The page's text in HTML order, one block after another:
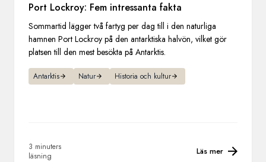
Port Lockroy: Fem intressanta fakta
Sommartid lägger två fartyg per dag till i den naturliga
hamnen Port Lockroy på den antarktiska halvön, vilket gör
platsen till den mest besökta på Antarktis.
Antarktis Natur Historia och kultur
3 minuters
läsning
Läs mer